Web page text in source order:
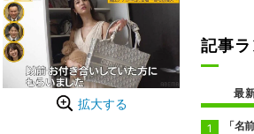
拡大する
記事
最
「名